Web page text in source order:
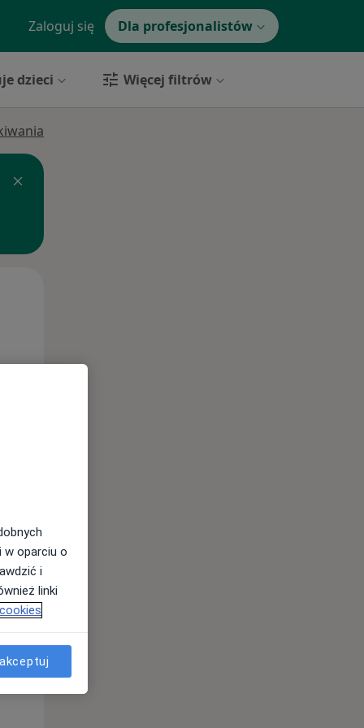
Zaloguj się Dla profesjonalistów
dzieci Więcej filtrów
Śr,
12 Sie
w oparciu o
i
linki